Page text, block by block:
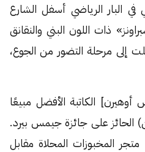
في البار الرياضي أسفل الشارع
ذات اللون البني والنقانق
إلى مرحلة التضور من الجوع،
الكاتبة الأفضل مبيعًا
الحائز على جائزة جيمس بيرد.
المخبوزات المحلاة مقابل